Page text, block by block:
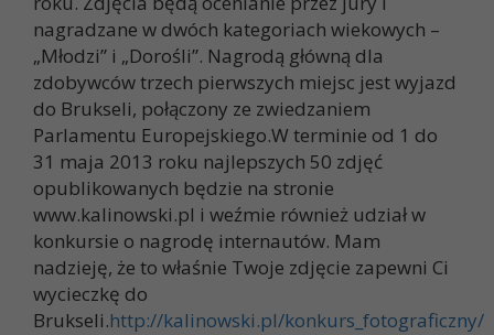
nagradzane w dwóch kategoriach wiekowych –
„Młodzi” i „Dorośli”. Nagrodą główną dla
zdobywców trzech pierwszych miejsc jest wyjazd
do Brukseli, połączony ze zwiedzaniem
Parlamentu Europejskiego.W terminie od 1 do
31 maja 2013 roku najlepszych 50 zdjęć
opublikowanych będzie na stronie
www.kalinowski.pl i weźmie również udział w
konkursie o nagrodę internautów. Mam
nadzieję, że to właśnie Twoje zdjęcie zapewni Ci
wycieczkę do
Brukseli.http://kalinowski.pl/konkurs_fotograficzny/